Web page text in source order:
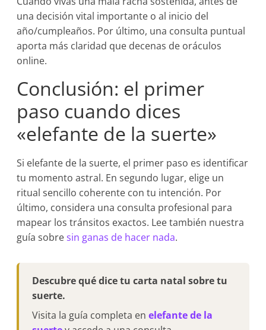
una decisión vital importante o al inicio del
año/cumpleaños. Por último, una consulta puntual
aporta más claridad que decenas de oráculos
online.
Conclusión: el primer
paso cuando dices
«elefante de la suerte»
Si elefante de la suerte, el primer paso es identificar
tu momento astral. En segundo lugar, elige un
ritual sencillo coherente con tu intención. Por
último, considera una consulta profesional para
mapear los tránsitos exactos. Lee también nuestra
guía sobresin ganas de hacer nada.
Descubre qué dice tu carta natal sobre tu
suerte.
Visita la guía completa enelefante de la